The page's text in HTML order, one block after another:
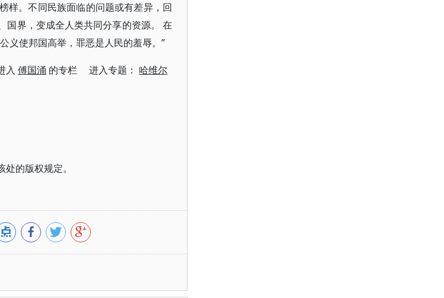
样。不同民族面临的问题或有差异，回
国界，变成全人类共同分享的资源。 在
义使邦国高举，罪恶是人民的羞辱。”
入 傅国涌 的专栏 进入专题： 哈维尔
的版权规定。